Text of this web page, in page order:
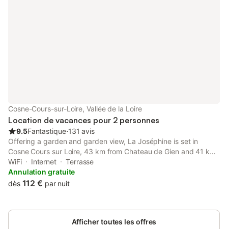
Cosne-Cours-sur-Loire, Vallée de la Loire
Location de vacances pour 2 personnes
9.5Fantastique⋅131 avis
Offering a garden and garden view, La Joséphine is set in
Cosne Cours sur Loire, 43 km from Chateau de Gien and 41 km
from Castle of Saint Brisson. This property offers access to a
terrace, table tennis, and free WiFi.
WiFi Internet
Terrasse
Annulation gratuite
dès 112 € par nuit
Afficher toutes les offres